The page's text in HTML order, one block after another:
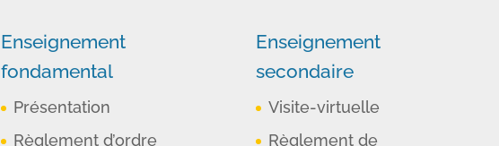
Enseignement
fondamental
Présentation
Règlement d’ordre
Enseignement
secondaire
Visite-virtuelle
Règlement de